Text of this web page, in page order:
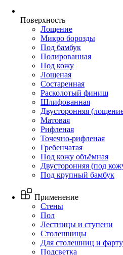
Поверхность
Лощение
Микро борозды
Под бамбук
Полированная
Под кожу
Лощеная
Состаренная
Расколотый финиш
Шлифованная
Двусторонняя
Матовая
Рифленая
Точечно-рифленая
Гребенчатая
Под кожу объёмная
Двусторонняя (под
Под крупный бамбук
Применение
Стены
Пол
Лестницы и ступени
Столешницы
Для столешниц и
Подсветка